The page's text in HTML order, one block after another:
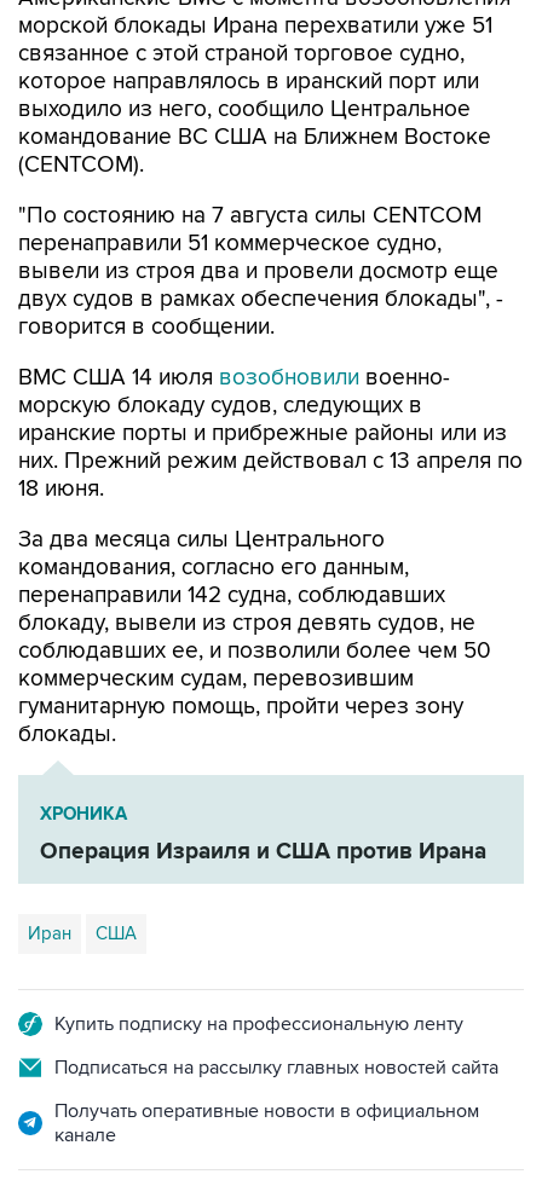
морской блокады Ирана перехватили уже 51
связанное с этой страной торговое судно,
которое направлялось в иранский порт или
выходило из него, сообщило Центральное
командование ВС США на Ближнем Востоке
(CENTCOM).
"По состоянию на 7 августа силы CENTCOM
перенаправили 51 коммерческое судно,
вывели из строя два и провели досмотр еще
двух судов в рамках обеспечения блокады", -
говорится в сообщении.
ВМС США 14 июля возобновили военно-
морскую блокаду судов, следующих в
иранские порты и прибрежные районы или из
них. Прежний режим действовал с 13 апреля по
18 июня.
За два месяца силы Центрального
командования, согласно его данным,
перенаправили 142 судна, соблюдавших
блокаду, вывели из строя девять судов, не
соблюдавших ее, и позволили более чем 50
коммерческим судам, перевозившим
гуманитарную помощь, пройти через зону
блокады.
ХРОНИКА
Операция Израиля и США против Ирана
Иран США
Купить подписку на профессиональную ленту
Подписаться на рассылку главных новостей сайта
Получать оперативные новости в официальном
канале